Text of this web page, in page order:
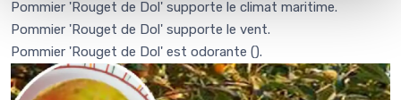
Pommier 'Rouget de Dol' supporte le climat maritime.
Pommier 'Rouget de Dol' supporte le vent.
Pommier 'Rouget de Dol' est odorante ().